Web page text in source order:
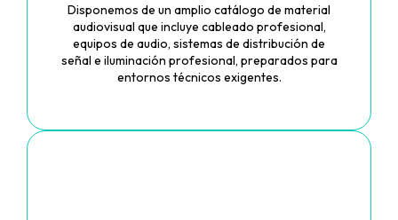
Disponemos de un amplio catálogo de material
audiovisual que incluye cableado profesional,
equipos de audio, sistemas de distribución de
señal e iluminación profesional, preparados para
entornos técnicos exigentes.